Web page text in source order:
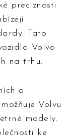
preciznosti
Tato
Volvo
na trhu.
a
Volvu
modely.
ke